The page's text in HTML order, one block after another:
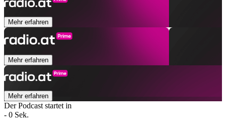
Mehr erfahren
Mehr erfahren
Mehr erfahren
Der Podcast startet in
- 0 Sek.